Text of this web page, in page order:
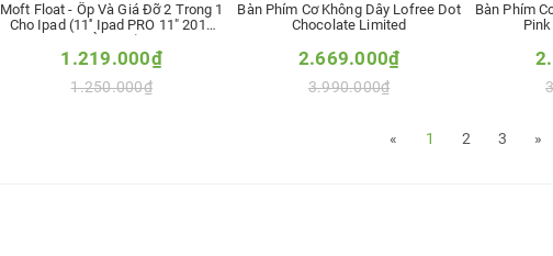
Moft Float - Ốp Và Giá Đỡ 2 Trong 1
Cho Ipad (11'' Ipad PRO 11" 2018
VÀ 2020)
1.219.000₫
1.250.000₫
Bàn Phím Cơ Không Dây Lofree Dot
Chocolate Limited
2.669.000₫
3.990.000₫
Thêm vào so sánh
Bàn Phím
« 1 2 3 »